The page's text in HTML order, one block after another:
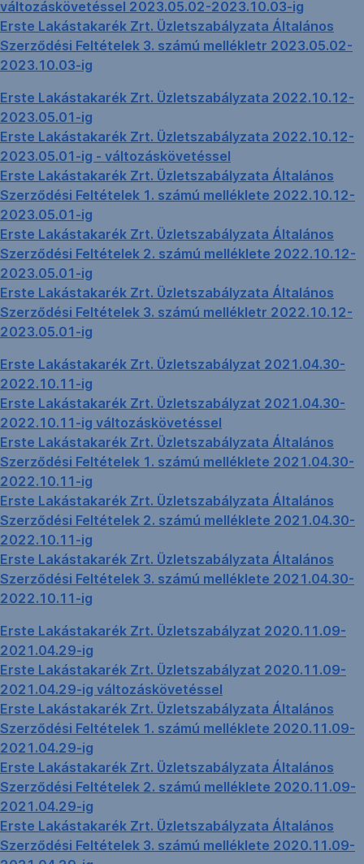
változáskövetéssel 2023.05.02-2023.10.03-ig
Erste Lakástakarék Zrt. Üzletszabályzata Általános
Szerződési Feltételek 3. számú mellékletr 2023.05.02-
2023.10.03-ig
Erste Lakástakarék Zrt. Üzletszabályzata 2022.10.12-
2023.05.01-ig
Erste Lakástakarék Zrt. Üzletszabályzata 2022.10.12-
2023.05.01-ig - változáskövetéssel
Erste Lakástakarék Zrt. Üzletszabályzata Általános
Szerződési Feltételek 1. számú melléklete 2022.10.12-
2023.05.01-ig
Erste Lakástakarék Zrt. Üzletszabályzata Általános
Szerződési Feltételek 2. számú melléklete 2022.10.12-
2023.05.01-ig
Erste Lakástakarék Zrt. Üzletszabályzata Általános
Szerződési Feltételek 3. számú mellékletr 2022.10.12-
2023.05.01-ig
Erste Lakástakarék Zrt. Üzletszabályzat 2021.04.30-
2022.10.11-ig
Erste Lakástakarék Zrt. Üzletszabályzat 2021.04.30-
2022.10.11-ig változáskövetéssel
Erste Lakástakarék Zrt. Üzletszabályzata Általános
Szerződési Feltételek 1. számú melléklete 2021.04.30-
2022.10.11-ig
Erste Lakástakarék Zrt. Üzletszabályzata Általános
Szerződési Feltételek 2. számú melléklete 2021.04.30-
2022.10.11-ig
Erste Lakástakarék Zrt. Üzletszabályzata Általános
Szerződési Feltételek 3. számú melléklete 2021.04.30-
2022.10.11-ig
Erste Lakástakarék Zrt. Üzletszabályzat 2020.11.09-
2021.04.29-ig
Erste Lakástakarék Zrt. Üzletszabályzat 2020.11.09-
2021.04.29-ig változáskövetéssel
Erste Lakástakarék Zrt. Üzletszabályzata Általános
Szerződési Feltételek 1. számú melléklete 2020.11.09-
2021.04.29-ig
Erste Lakástakarék Zrt. Üzletszabályzata Általános
Szerződési Feltételek 2. számú melléklete 2020.11.09-
2021.04.29-ig
Erste Lakástakarék Zrt. Üzletszabályzata Általános
Szerződési Feltételek 3. számú melléklete 2020.11.09-